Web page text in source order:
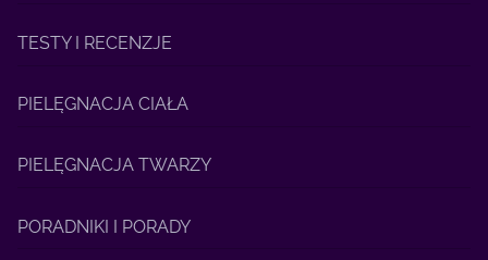
TESTY I RECENZJE
PIELĘGNACJA CIAŁA
PIELĘGNACJA TWARZY
PORADNIKI I PORADY